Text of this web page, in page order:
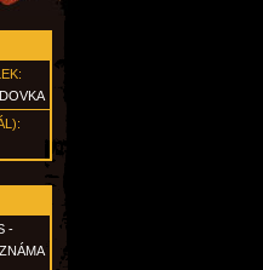
:
:
-